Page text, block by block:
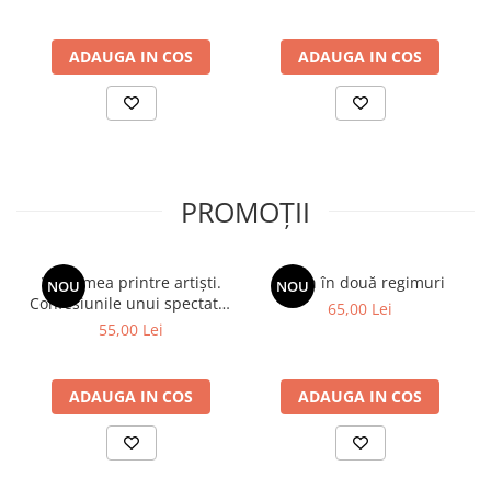
ADAUGA IN COS ADAUGA IN COS
PROMOȚII
NOU
Viața mea printre artiști.
Confesiunile unui spectator
fidel
55,00 Lei
ADAUGA IN COS
NOU
Spion în două regimuri
65,00 Lei
ADAUGA IN COS